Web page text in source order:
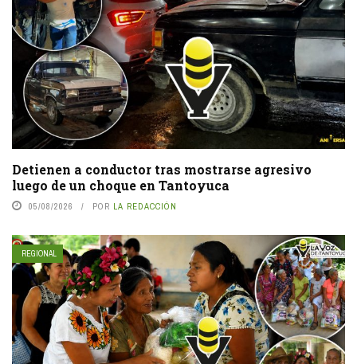
Detienen a conductor tras mostrarse agresivo
luego de un choque en Tantoyuca
05/08/2026 POR LA REDACCIÓN
REGIONAL